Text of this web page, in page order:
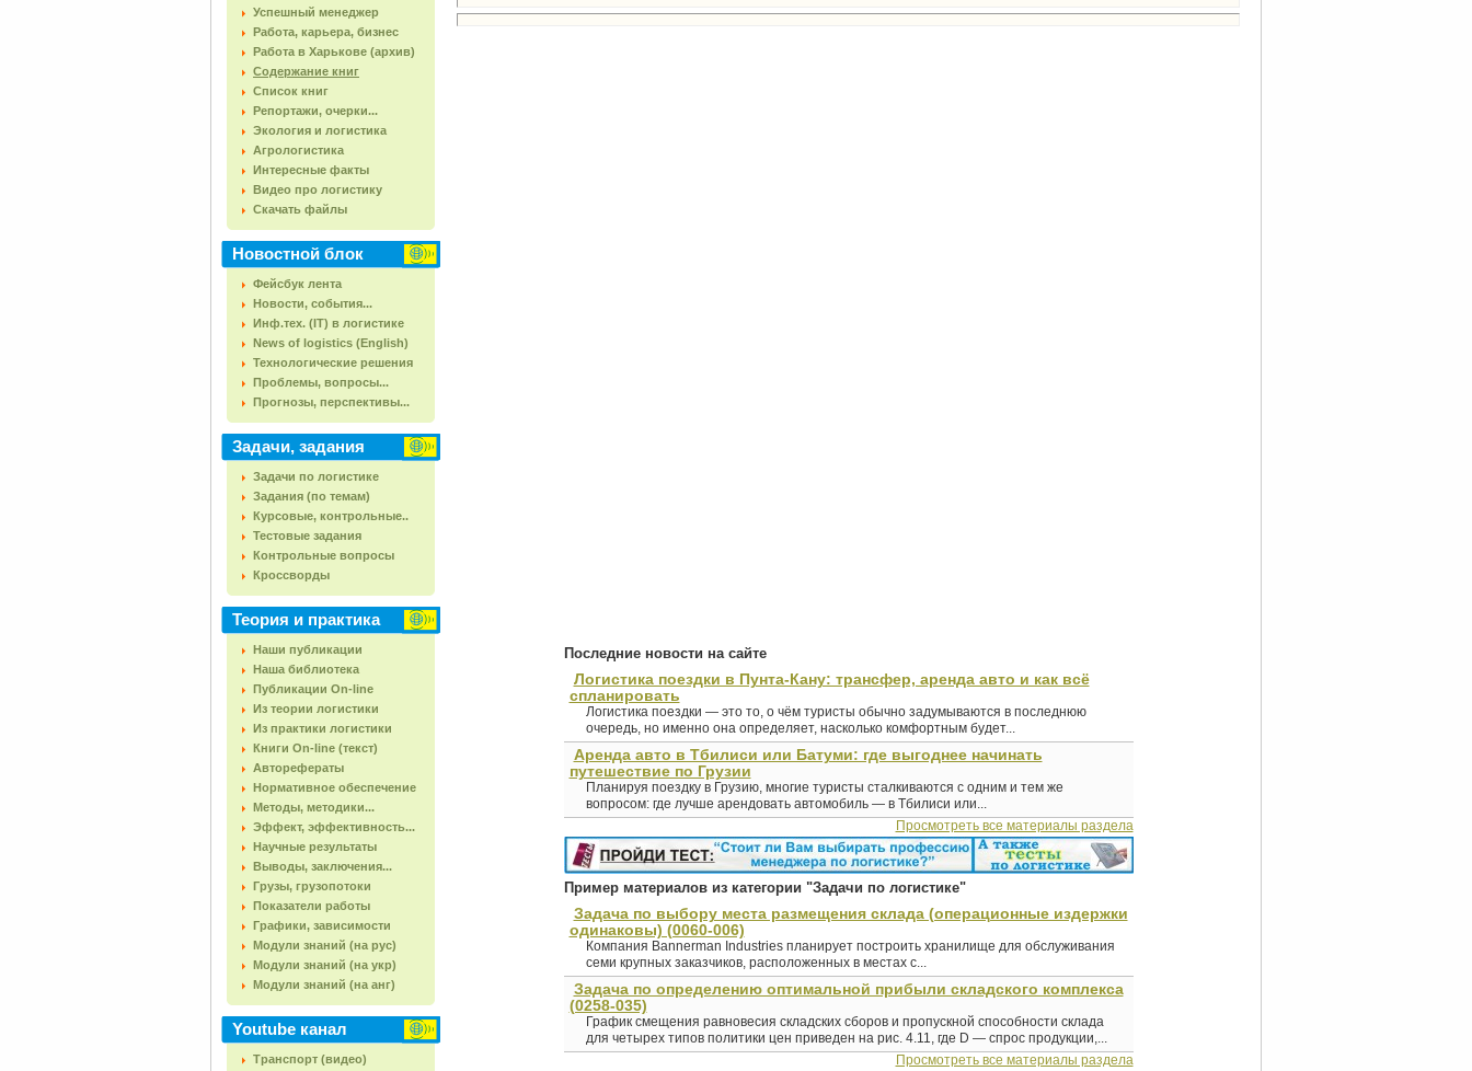
Успешный менеджер
Работа, карьера, бизнес
Работа в Харькове (архив)
Содержание книг
Список книг
Репортажи, очерки...
Экология и логистика
Агрологистика
Интересные факты
Видео про логистику
Скачать файлы
Новостной блок
Фейсбук лента
Новости, события...
Инф.тех. (IT) в логистике
News of logistics (English)
Технологические решения
Проблемы, вопросы...
Прогнозы, перспективы...
Задачи, задания
Задачи по логистике
Задания (по темам)
Курсовые, контрольные..
Тестовые задания
Контрольные вопросы
Кроссворды
Теория и практика
Наши публикации
Наша библиотека
Публикации On-line
Из теории логистики
Из практики логистики
Книги On-line (текст)
Авторефераты
Нормативное обеспечение
Методы, методики...
Эффект, эффективность...
Научные результаты
Выводы, заключения...
Грузы, грузопотоки
Показатели работы
Графики, зависимости
Модули знаний (на рус)
Модули знаний (на укр)
Модули знаний (на анг)
Youtube канал
Транспорт (видео)
Последние новости на сайте
Логистика поездки в Пунта-Кану: трансфер, аренда авто и как всё
спланировать
Логистика поездки — это то, о чём туристы обычно задумываются в последнюю
очередь, но именно она определяет, насколько комфортным будет...
Аренда авто в Тбилиси или Батуми: где выгоднее начинать
путешествие по Грузии
Планируя поездку в Грузию, многие туристы сталкиваются с одним и тем же
вопросом: где лучше арендовать автомобиль — в Тбилиси или...
Просмотреть все материалы раздела
Пример материалов из категории "Задачи по логистике"
Задача по выбору места размещения склада (операционные издержки
одинаковы) (0060-006)
Компания Bannerman Industries планирует построить хранилище для обслуживания
семи крупных заказчиков, расположенных в местах с...
Задача по определению оптимальной прибыли складского комплекса
(0258-035)
График смещения равновесия складских сборов и пропускной способности склада
для четырех типов политики цен приведен на рис. 4.11, где D — спрос продукции,...
Просмотреть все материалы раздела